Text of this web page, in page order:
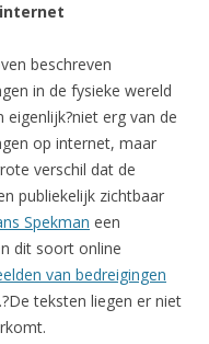
beschreven
in de fysieke wereld
eigenlijk?niet erg van de
op internet, maar
verschil dat de
publiekelijk zichtbaar
Spekman een
dit soort online
van bedreigingen
teksten liegen er niet